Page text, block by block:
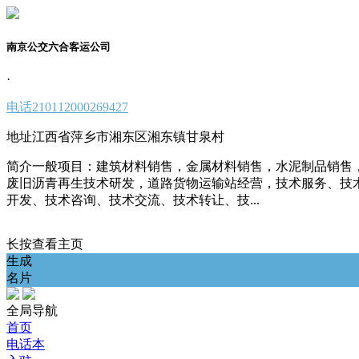
南京公交六合客运公司
·
电话210112000269427
地址江西省萍乡市湘东区湘东镇甘泉村
简介一般项目：建筑材料销售，金属材料销售，水泥制品销售
废旧沥青再生技术研发，道路货物运输站经营，技术服务、技
开发、技术咨询、技术交流、技术转让、技...
长按查看主页
生成
名片
全局导航
首页
电话本